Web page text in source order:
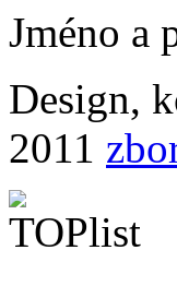
Jméno a
Design,
2011